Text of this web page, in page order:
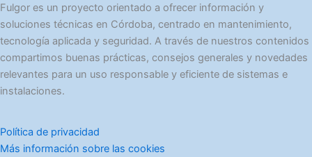
a
s
Fulgor es un proyecto orientado a ofrecer información y
soluciones técnicas en Córdoba, centrado en mantenimiento,
tecnología aplicada y seguridad. A través de nuestros contenidos
compartimos buenas prácticas, consejos generales y novedades
relevantes para un uso responsable y eficiente de sistemas e
instalaciones.
Política de privacidad
Más información sobre las cookies